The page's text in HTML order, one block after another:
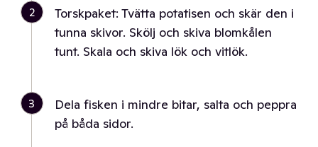
2
Torskpaket: Tvätta potatisen och skär den i
tunna skivor. Skölj och skiva blomkålen
tunt. Skala och skiva lök och vitlök.
3
Dela fisken i mindre bitar, salta och peppra
på båda sidor.